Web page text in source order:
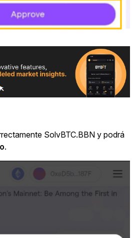
SolvBTC.BBN y podrá
.